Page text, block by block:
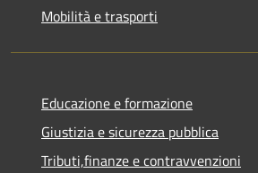
Mobilità e trasporti
Educazione e formazione
Giustizia e sicurezza pubblica
Tributi,finanze e contravvenzioni